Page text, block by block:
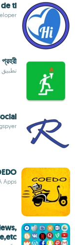
ti
تطبيق يدعم
Apps